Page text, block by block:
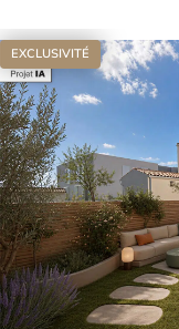
EXCLUSIVITÉ